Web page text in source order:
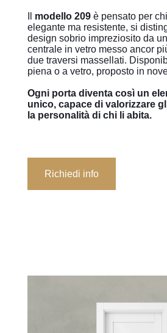
modello 209è pensato per
elegante ma resistente, si
design sobrio impreziosito da
centrale in vetro messo ancor
due traversi massellati.
piena o a vetro, proposto in
Ogni porta diventa così un
unico, capace di valorizzare
la personalità di chi li abita.
Richiedi info